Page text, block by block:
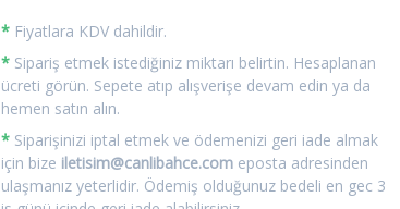
* Fiyatlara KDV dahildir.
* Sipariş etmek istediğiniz miktarı belirtin. Hesaplanan
ücreti görün. Sepete atıp alışverişe devam edin ya da
hemen satın alın.
* Siparişinizi iptal etmek ve ödemenizi geri iade almak
için bize iletisim@canlibahce.com eposta adresinden
ulaşmanız yeterlidir. Ödemiş olduğunuz bedeli en gec 3